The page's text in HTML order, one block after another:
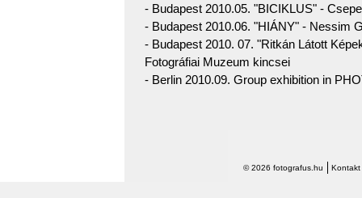
- Budapest 2010.05. "BICIKLUS" -
- Budapest 2010.06. "HIÁNY" - Nessim
- Budapest 2010. 07. "Ritkán Látott
Fotográfiai Muzeum kincsei
- Berlin 2010.09. Group exhibition in
© 2026 fotografus.hu Kontakt